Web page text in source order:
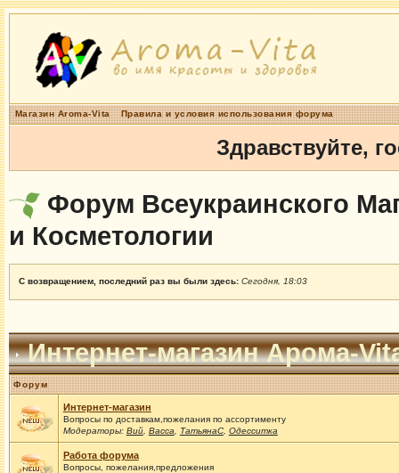
Магазин Aroma-Vita Правила и условия использования форума
Здравствуйте,
Форум Всеукраинского
и Косметологии
С возвращением, последний раз вы были здесь: Сегодня, 18:03
Интернет-магазин Арома-
Форум
Интернет-магазин
Вопросы по доставкам,пожелания по ассортименту
Модераторы: Вий, Васса ТатьянаС, Одесситка
Работа форума
Вопросы, пожелания,предложения